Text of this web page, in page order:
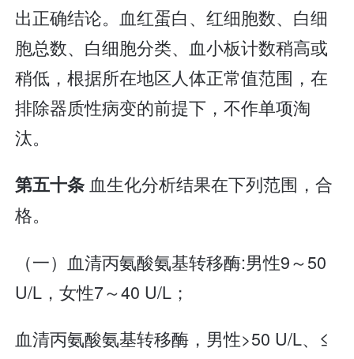
出正确结论。血红蛋白、红细胞数、白细
胞总数、白细胞分类、血小板计数稍高或
稍低，根据所在地区人体正常值范围，在
排除器质性病变的前提下，不作单项淘
汰。
第五十条血生化分析结果在下列范围，合
格。
（一）血清丙氨酸氨基转移酶:男性9～50
U/L，女性7～40 U/L；
血清丙氨酸氨基转移酶，男性>50 U/L、≤